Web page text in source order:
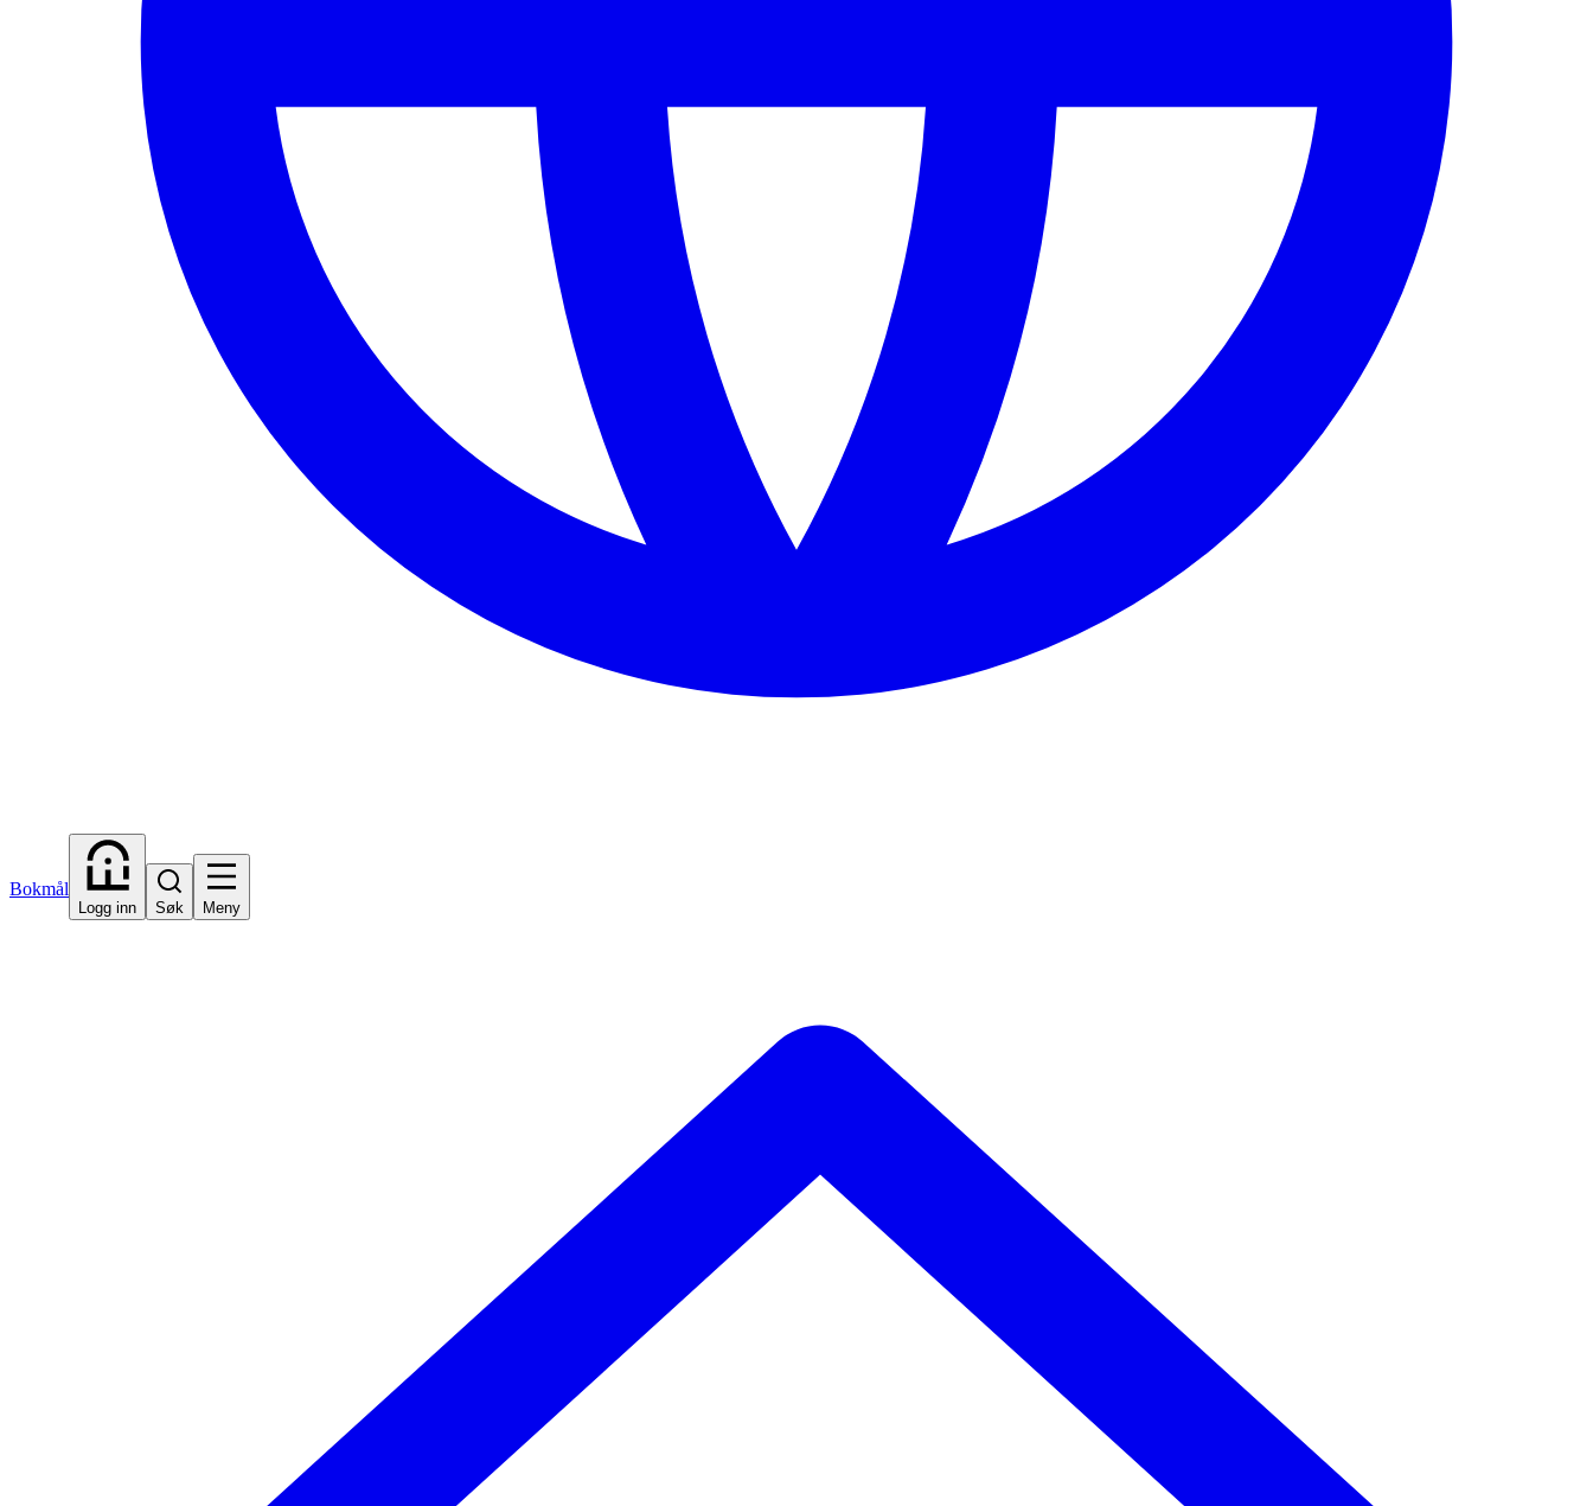
Bokmål
Logg inn Søk Meny